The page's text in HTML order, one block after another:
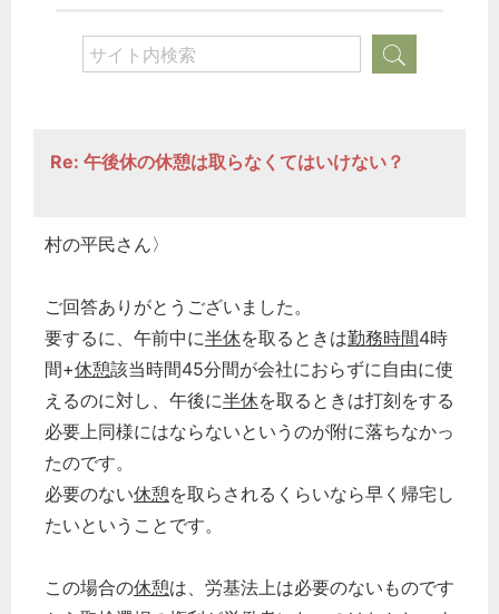
Re: 午後休の休憩は取らなくてはいけない？
村の平民さん〉
ご回答ありがとうございました。
要するに、午前中に半休を取るときは勤務時間4時
間+休憩該当時間45分間が会社におらずに自由に使
えるのに対し、午後に半休を取るときは打刻をする
必要上同様にはならないというのが附に落ちなかっ
たのです。
必要のない休憩を取らされるくらいなら早く帰宅し
たいということです。
この場合の休憩は、労基法上は必要のないものです